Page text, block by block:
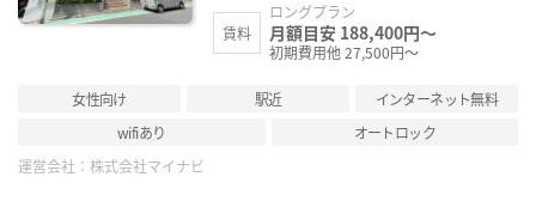
賃料
ロングプラン
月額目安 188,400円～
初期費用他 27,500円～
女性向け 駅近
インターネット無料
wifiあり
オートロック
運営会社： 株式会社マイナビ